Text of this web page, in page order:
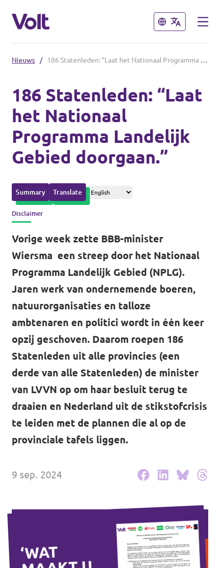
Sluiten
Volt Amsterdam
Volt Arnhem
Volt Delft
...alle Volt gemeenten
Afdelingen in de provincies
Volt Fryslân
Volt Provincie Utrecht
...alle Volt provincies
Sluiten
Standpunten
Over Volt
Nieuws
Agenda
Doneer
Word lid
Word actief
Doneer
Contact
Volt There - Buitenlandstichting Volt
Charge - Wetenschappelijk Platform Volt
Nieuws / 186 Statenleden: “Laat het Nationaal Programma Landelijk Gebied doorgaan.”
186 Statenleden: “Laat
het Nationaal
Programma Landelijk
Gebied doorgaan.”
Summary Translate
Disclaimer
Vorige week zette BBB-minister
Wiersma een streep door het Nationaal
Programma Landelijk Gebied (NPLG).
Jaren werk van ondernemende boeren,
natuurorganisaties en talloze
ambtenaren en politici wordt in één keer
opzij geschoven. Daarom roepen 186
Statenleden uit alle provincies (een
derde van alle Statenleden) de minister
van LVVN op om haar besluit terug te
draaien en Nederland uit de stikstofcrisis
te leiden met de plannen die al op de
provinciale tafels liggen.
9 sep. 2024